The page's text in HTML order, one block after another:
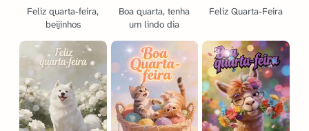
Feliz quarta-feira,
beijinhos
Boa quarta, tenha
um lindo dia
Feliz Quarta-Feira